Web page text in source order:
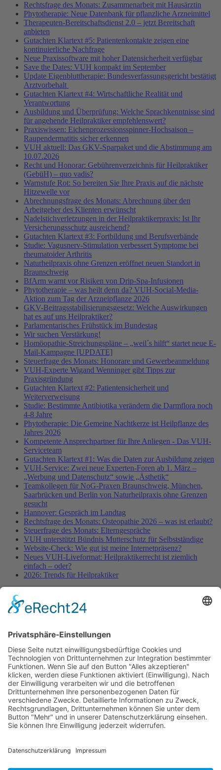
Rechtsfrage des Monats: Zusammenarbeit mit Hausärztin
Phytotherapie: Neue Datenbank für pflanzliche Arzneimittel
Therapeuten-Bereitschaftsdienst 2.0 – jetzt Bereitschaft
anbieten
Gutachten Klartext #5: Patientenkontakte zeigen eine
kontinuierliche Nachfrage
Neue Praxissoftware mit hoher Datensicherheit verfügbar
Save the Dates: VUH kompakt im September
Update Eigenbluttherapie: Bundesverfassungsgericht bestätigt
Arztvorbehalt
Gutachten Klartext #4: Wirtschaftliche Realität und
Verantwortung
Ausbildung und Überprüfung: Welche Sprachkenntnisse sind
für angehende Heilpraktiker empfehlenswert?
Praxiswissen: Eichenprozessionsspinner-Hochsaison –
Raupendermatitis sicher erkennen
VUH aktuell: Das GKV-Sparpaket und die Abstimmung am
10.07.2026
Recht und Honorar: Gebührenverzeichnis für Heilpraktiker
(GebüH) – quo vadis?
Warnstufe Rot: So bereiten Sie Ihre Praxis auf die nächste
Hitzewelle vor
Abrechnungsfrage des Monats: Abrechnung über den
Arbeitgeber des Klienten erwünscht
Nadelstichverletzungen in der Heilpraktikerpraxis: Ist Ihr
Versicherungsschutz ausreichend?
Gutachten Klartext #3: Fortbildung und Berufsverbände
Studie: Vagusnerv-Stimulation verbessert Symptome bei
rheumatoider Arthritis
Naturheilpraxis ohne Grenzen eröffnet neuen Standort in
Braunschweig
BfArm warnt vor Risiken von Drip-Spa-Infusionen
Phytotherapie – was heilt denn da? VUH-Social-Media-
Aktion zum Tag der Arzneipflanze 2026
GKV-Beitragsstabilisierungsgesetz: Welche Auswirkungen
hat es auf uns Heilpraktiker?
Parlamentarisches Frühstück im Bundestag
Wir suchen Verstärkung!
Homöopathie-Streichungspläne – „weil´s hilft“ startet neue E-
Mail-Kampagne [UPDATE]
Steuerfrage des Monats: Honorare und Gewerbeanmeldung
VUH-Experte Wigand Wenninger gibt Tipps zur
Praxisgründung
Gutachten Klartext #2: Patientensicherheit und
Weiterverweisung
Studie: Bestimmte Antibiotika verändern die Darmflora noch
4-8 Jahre
Phytotherapie: Die Gemeine Nachtkerze ist Heilpflanze des
Jahres 2026
Kompetente Ansprechpartner für Ihre Anliegen - Das VUH-
Serviceteam
Gutachten Klartext #1: Was die Daten zur Ausbildung zeigen
VUH-Service: Zwei neue Experten-Foren ab 1. März –
„Werbung und Datenschutz“ sowie „Ästhetik“
Teamkollegen für NoG-Praxen Braunschweig, München,
Saarbrücken und Berlin von Naturheilpraxis ohne Grenzen
gesucht
Hannover: Gespräch im Landtag
Rechtsfrage des Monats: Osteopathie 2026 – was ist erlaubt?
Steuerfrage des Monats: Elterngespräche
VUH unterstützt Bündnis Mutterschutz für Selbstständige
Website-Check: Wie gut ist meine Internetpräsenz?
Neues VUH-Liveformat: Heilpraktikerrecht ist ziemlich
einfach – oder?
2026: Trends für Heilpraktiker
Fachinformationen
Erstattungsfähige rezeptfreie Medikamente
Studie: Reduziert das Darmbakterium Bacteroides vulgatus
Heißhunger auf Süßes?
Verband Unabhängiger Heilpraktiker e.V.
Diese E-Mail-Adresse ist vor Spambots geschützt! Zur
Anzeige muss JavaScript eingeschaltet sein!
0261-1349 8000
38100 Braunschweig